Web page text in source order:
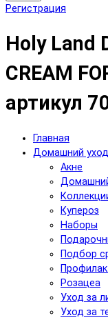
Регистрация
Holy Land
CREAM
артикул
Главная
Домашний уход
Акне
Купероз
Наборы
Подбор
Розацеа
Уход за
Уход за